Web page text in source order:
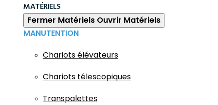
MATÉRIELS
Fermer Matériels Ouvrir Matériels
MANUTENTION
Chariots élévateurs
Chariots télescopiques
Transpalettes